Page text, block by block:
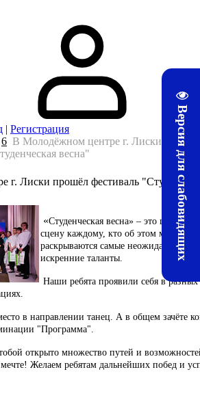
Версия для слабовидящих
| Регистрация
6 В Молодёжном центре г. Лиски
весна"
г. Лиски прошёл фестиваль
«Студенческая весна» – это шанс
сцену каждому, кто об этом мечтает.
раскрываются самые неожиданные и
искренние таланты.
Наши ребята проявили себя в разных
в направлении танец. А в общем зачёте
"Программа".
открыто множество путей и
Желаем ребятам дальнейших побед и